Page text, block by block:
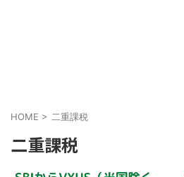
HOME > 二重課税
二重課税